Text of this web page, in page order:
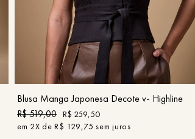
COMPRAR
Blusa Manga Japonesa Decote v- Highline
R$519,00 R$ 259,50
em 2X deR$ 129,75 sem juros